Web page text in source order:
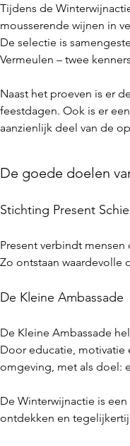
Tijdens de
mousserende wijnen in
De selectie is
Vermeulen – twee
Naast het proeven is er
feestdagen. Ook is er
aanzienlijk deel van de
De goede doelen
Stichting Present
Present verbindt
Zo ontstaan waardevolle
De Kleine Ambassade
De Kleine Ambassade
Door educatie, motivatie
omgeving, met als doel:
De Winterwijnactie is
ontdekken en